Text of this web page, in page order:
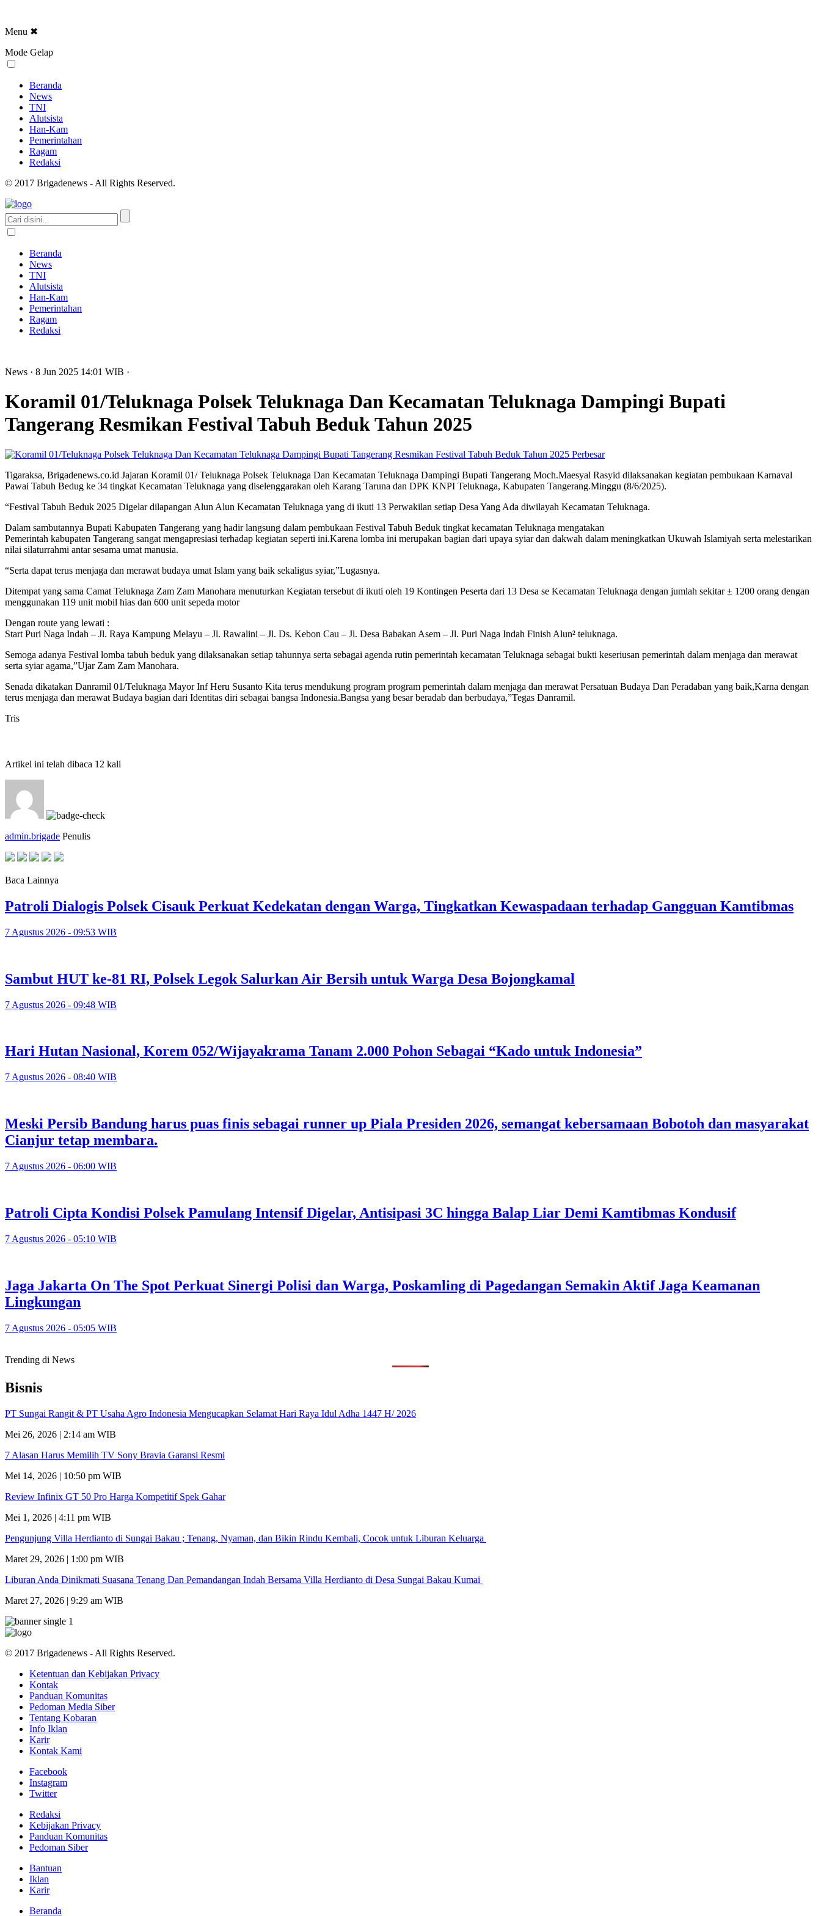
Menu ✖
Mode Gelap
Beranda
News
TNI
Alutsista
Han-Kam
Pemerintahan
Ragam
Redaksi
© 2017 Brigadenews - All Rights Reserved.
Beranda
News
TNI
Alutsista
Han-Kam
Pemerintahan
Ragam
Redaksi
News · 8 Jun 2025 14:01 WIB ·
Koramil 01/Teluknaga Polsek Teluknaga Dan Kecamatan Teluknaga Dampingi Bupati
Tangerang Resmikan Festival Tabuh Beduk Tahun 2025
Perbesar
Tigaraksa, Brigadenews.co.id Jajaran Koramil 01/ Teluknaga Polsek Teluknaga Dan Kecamatan Teluknaga Dampingi Bupati Tangerang Moch.Maesyal Rasyid dilaksanakan kegiatan pembukaan Karnaval
Pawai Tabuh Bedug ke 34 tingkat Kecamatan Teluknaga yang diselenggarakan oleh Karang Taruna dan DPK KNPI Teluknaga, Kabupaten Tangerang.Minggu (8/6/2025).
“Festival Tabuh Beduk 2025 Digelar dilapangan Alun Alun Kecamatan Teluknaga yang di ikuti 13 Perwakilan setiap Desa Yang Ada diwilayah Kecamatan Teluknaga.
Dalam sambutannya Bupati Kabupaten Tangerang yang hadir langsung dalam pembukaan Festival Tabuh Beduk tingkat kecamatan Teluknaga mengatakan
Pemerintah kabupaten Tangerang sangat mengapresiasi terhadap kegiatan seperti ini.Karena lomba ini merupakan bagian dari upaya syiar dan dakwah dalam meningkatkan Ukuwah Islamiyah serta melestarikan
nilai silaturrahmi antar sesama umat manusia.
“Serta dapat terus menjaga dan merawat budaya umat Islam yang baik sekaligus syiar,”Lugasnya.
Ditempat yang sama Camat Teluknaga Zam Zam Manohara menuturkan Kegiatan tersebut di ikuti oleh 19 Kontingen Peserta dari 13 Desa se Kecamatan Teluknaga dengan jumlah sekitar ± 1200 orang dengan
menggunakan 119 unit mobil hias dan 600 unit sepeda motor
Dengan route yang lewati :
Start Puri Naga Indah – Jl. Raya Kampung Melayu – Jl. Rawalini – Jl. Ds. Kebon Cau – Jl. Desa Babakan Asem – Jl. Puri Naga Indah Finish Alun² teluknaga.
Semoga adanya Festival lomba tabuh beduk yang dilaksanakan setiap tahunnya serta sebagai agenda rutin pemerintah kecamatan Teluknaga sebagai bukti keseriusan pemerintah dalam menjaga dan merawat
serta syiar agama,”Ujar Zam Zam Manohara.
Senada dikatakan Danramil 01/Teluknaga Mayor Inf Heru Susanto Kita terus mendukung program program pemerintah dalam menjaga dan merawat Persatuan Budaya Dan Peradaban yang baik,Karna dengan
terus menjaga dan merawat Budaya bagian dari Identitas diri sebagai bangsa Indonesia.Bangsa yang besar beradab dan berbudaya,”Tegas Danramil.
Tris
Artikel ini telah dibaca 12 kali
admin.brigade Penulis
Baca Lainnya
Patroli Dialogis Polsek Cisauk Perkuat Kedekatan dengan Warga, Tingkatkan Kewaspadaan terhadap Gangguan Kamtibmas
7 Agustus 2026 - 09:53 WIB
Sambut HUT ke-81 RI, Polsek Legok Salurkan Air Bersih untuk Warga Desa Bojongkamal
7 Agustus 2026 - 09:48 WIB
Hari Hutan Nasional, Korem 052/Wijayakrama Tanam 2.000 Pohon Sebagai “Kado untuk Indonesia”
7 Agustus 2026 - 08:40 WIB
Meski Persib Bandung harus puas finis sebagai runner up Piala Presiden 2026, semangat kebersamaan Bobotoh dan masyarakat
Cianjur tetap membara.
7 Agustus 2026 - 06:00 WIB
Patroli Cipta Kondisi Polsek Pamulang Intensif Digelar, Antisipasi 3C hingga Balap Liar Demi Kamtibmas Kondusif
7 Agustus 2026 - 05:10 WIB
Jaga Jakarta On The Spot Perkuat Sinergi Polisi dan Warga, Poskamling di Pagedangan Semakin Aktif Jaga Keamanan
Lingkungan
7 Agustus 2026 - 05:05 WIB
Trending di News
Bisnis
PT Sungai Rangit & PT Usaha Agro Indonesia Mengucapkan Selamat Hari Raya Idul Adha 1447 H/ 2026
Mei 26, 2026 | 2:14 am WIB
7 Alasan Harus Memilih TV Sony Bravia Garansi Resmi
Mei 14, 2026 | 10:50 pm WIB
Review Infinix GT 50 Pro Harga Kompetitif Spek Gahar
Mei 1, 2026 | 4:11 pm WIB
Pengunjung Villa Herdianto di Sungai Bakau ; Tenang, Nyaman, dan Bikin Rindu Kembali, Cocok untuk Liburan Keluarga
Maret 29, 2026 | 1:00 pm WIB
Liburan Anda Dinikmati Suasana Tenang Dan Pemandangan Indah Bersama Villa Herdianto di Desa Sungai Bakau Kumai
Maret 27, 2026 | 9:29 am WIB
© 2017 Brigadenews - All Rights Reserved.
Ketentuan dan Kebijakan Privacy
Kontak
Panduan Komunitas
Pedoman Media Siber
Tentang Kobaran
Info Iklan
Karir
Kontak Kami
Facebook
Instagram
Twitter
Redaksi
Kebijakan Privacy
Panduan Komunitas
Pedoman Siber
Bantuan
Iklan
Karir
Beranda